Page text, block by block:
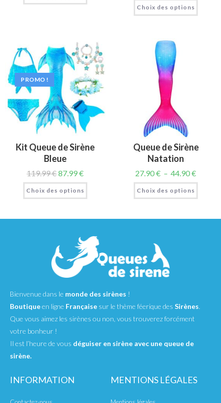
Choix des options
PROMO !
Kit Queue de Sirène
Bleue
119.99€87.99€
Choix des options
Queue de Sirène
Natation
27.90€ – 44.90€
Choix des options
Bienvenue dans le monde des sirènes !
Boutiqueen ligne Française sur le thème féerique des Sirènes.
Que vous aimez les sirènes ou non, vous trouverez forcément
votre bonheur !
Il est l’heure de vous déguiser en sirène avec une queue de
sirène.
INFORMATION MENTIONS LÉGALES